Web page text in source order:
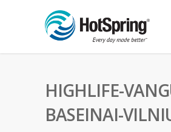
HIGHLIFE-
BASEINAI-